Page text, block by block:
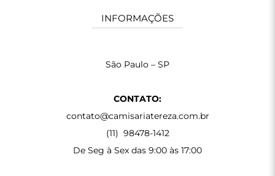
INFORMAÇÕES
São Paulo – SP
CONTATO:
contato@camisariatereza.com.br
(11) 98478-1412
De Seg à Sex das 9:00 às 17:00